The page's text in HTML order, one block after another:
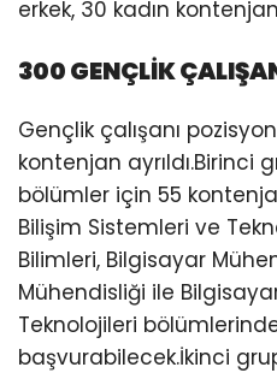
erkek, 30 kadın kontenjan
300 GENÇLİK
Gençlik çalışanı
kontenjan ayrıldı.Birinci
bölümler için 55
Bilişim Sistemleri ve
Bilimleri, Bilgisayar
Mühendisliği ile
Teknolojileri
başvurabilecek.İkinci